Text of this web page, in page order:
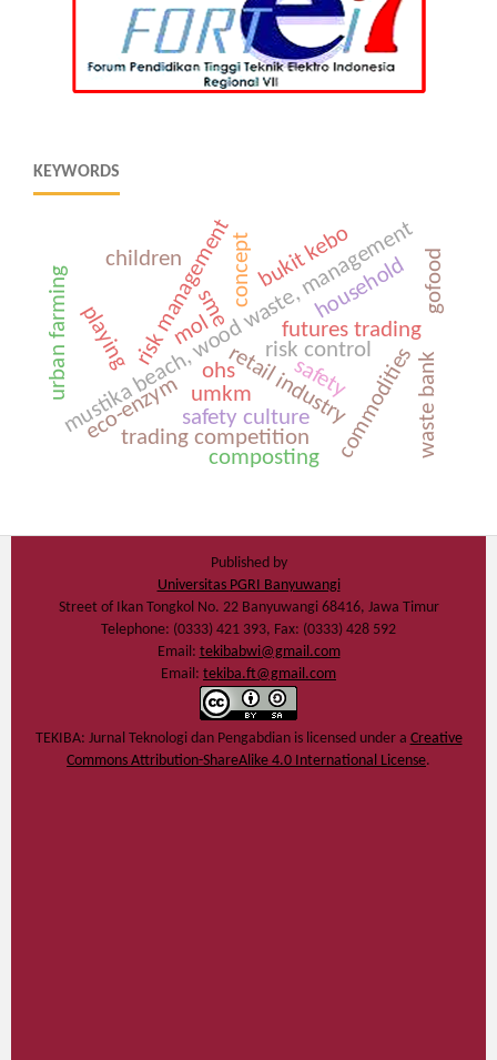
KEYWORDS
futures trading
mustika beach, wood waste, management
retail industry
risk control
safety culture
ohs commodities
risk management
trading competition
playing
children
safety
concept
urban farming household
waste bank
bukit kebo
sme
eco-enzym
mol
composting
umkm
gofood
Published by
Universitas PGRI Banyuwangi
Street of Ikan Tongkol No. 22 Banyuwangi 68416, Jawa Timur
Telephone: (0333) 421 393, Fax: (0333) 428 592
Email: tekibabwi@gmail.com
Email: tekiba.ft@gmail.com
TEKIBA: Jurnal Teknologi dan Pengabdianis licensed under a Creative
Commons Attribution-ShareAlike 4.0 International License.